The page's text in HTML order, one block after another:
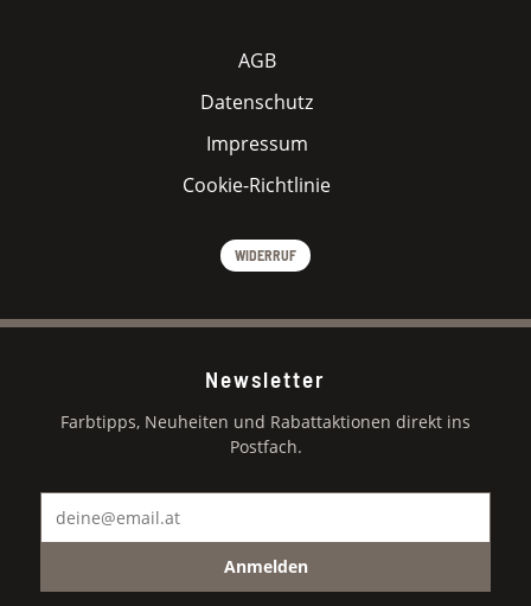
AGB
Datenschutz
Impressum
Cookie-Richtlinie
WIDERRUF
Newsletter
Farbtipps, Neuheiten und Rabattaktionen direkt ins
Postfach.
Anmelden